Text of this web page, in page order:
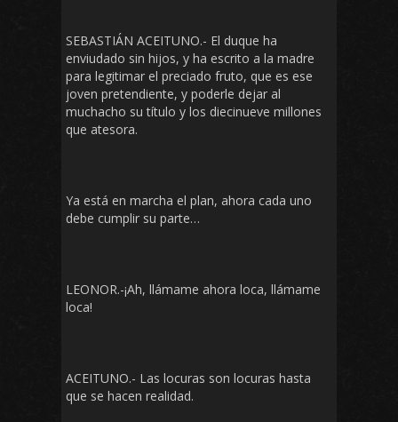
SEBASTIÁN ACEITUNO.- El duque ha
enviudado sin hijos, y ha escrito a la madre
para legitimar el preciado fruto, que es ese
joven pretendiente, y poderle dejar al
muchacho su título y los diecinueve millones
que atesora.
Ya está en marcha el plan, ahora cada uno
debe cumplir su parte…
LEONOR.-¡Ah, llámame ahora loca, llámame
loca!
ACEITUNO.- Las locuras son locuras hasta
que se hacen realidad.